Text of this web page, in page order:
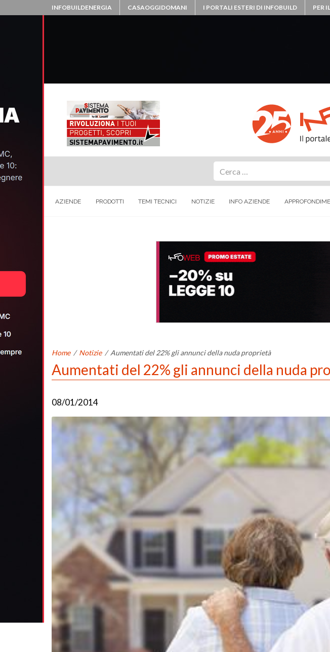
INFOBUILDENERGIA CASAOGGIDOMANI I PORTALI ESTERI DI INFOBUILD PER
AZIENDE PRODOTTI TEMI TECNICI NOTIZIE INFO AZIENDE
Home / Notizie / Aumentati del 22% gli annunci della nuda proprietà
Aumentati del 22% gli annunci della nuda
08/01/2014